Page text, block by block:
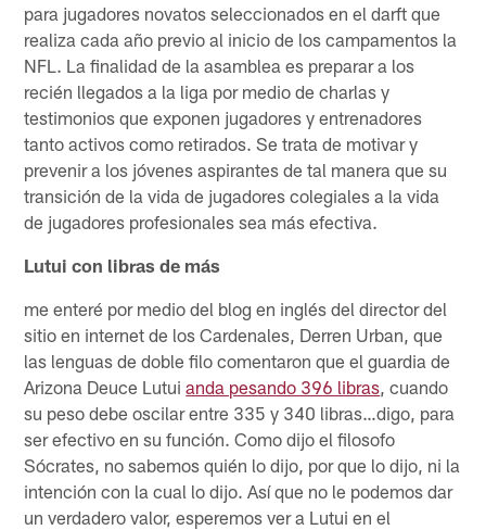
para jugadores novatos seleccionados en el darft que
realiza cada año previo al inicio de los campamentos la
NFL. La finalidad de la asamblea es preparar a los
recién llegados a la liga por medio de charlas y
testimonios que exponen jugadores y entrenadores
tanto activos como retirados. Se trata de motivar y
prevenir a los jóvenes aspirantes de tal manera que su
transición de la vida de jugadores colegiales a la vida
de jugadores profesionales sea más efectiva.
Lutui con libras de más
me enteré por medio del blog en inglés del director del
sitio en internet de los Cardenales, Derren Urban, que
las lenguas de doble filo comentaron que el guardia de
Arizona Deuce Lutuianda pesando 396 libras , cuando
su peso debe oscilar entre 335 y 340 libras…digo, para
ser efectivo en su función. Como dijo el filosofo
Sócrates, no sabemos quién lo dijo, por que lo dijo, ni la
intención con la cual lo dijo. Así que no le podemos dar
un verdadero valor, esperemos ver a Lutui en el